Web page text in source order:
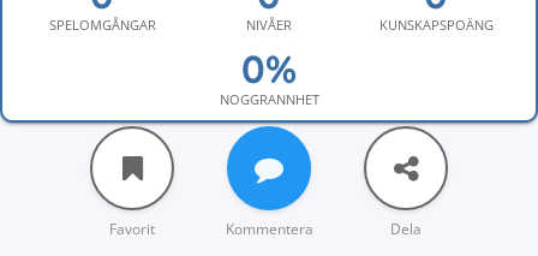
SPELOMGÅNGAR NIVÅER KUNSKAPSPOÄNG
NOGGRANNHET
Favorit Kommentera Dela